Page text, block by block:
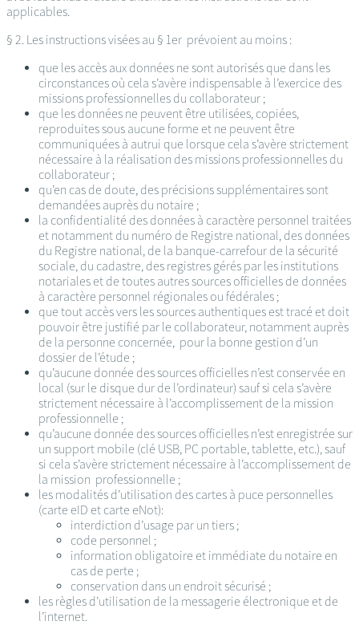
applicables.
§ 2. Les instructions visées au § 1er prévoient au moins :
que les accès aux données ne sont autorisés que dans les
circonstances où cela s’avère indispensable à l’exercice des
missions professionnelles du collaborateur ;
que les données ne peuvent être utilisées, copiées,
reproduites sous aucune forme et ne peuvent être
communiquées à autrui que lorsque cela s’avère strictement
nécessaire à la réalisation des missions professionnelles du
collaborateur ;
qu’en cas de doute, des précisions supplémentaires sont
demandées auprès du notaire ;
la confidentialité des données à caractère personnel traitées
et notamment du numéro de Registre national, des données
du Registre national, de la banque-carrefour de la sécurité
sociale, du cadastre, des registres gérés par les institutions
notariales et de toutes autres sources officielles de données
à caractère personnel régionales ou fédérales ;
que tout accès vers les sources authentiques est tracé et doit
pouvoir être justifié par le collaborateur, notamment auprès
de la personne concernée, pour la bonne gestion d’un
dossier de l’étude ;
qu’aucune donnée des sources officielles n’est conservée en
local (sur le disque dur de l’ordinateur) sauf si cela s’avère
strictement nécessaire à l’accomplissement de la mission
professionnelle ;
qu’aucune donnée des sources officielles n’est enregistrée sur
un support mobile (clé USB, PC portable, tablette, etc.), sauf
si cela s’avère strictement nécessaire à l’accomplissement de
la mission professionnelle ;
les modalités d’utilisation des cartes à puce personnelles
(carte eID et carte eNot):
interdiction d’usage par un tiers ;
code personnel ;
information obligatoire et immédiate du notaire en
cas de perte ;
conservation dans un endroit sécurisé ;
les règles d’utilisation de la messagerie électronique et de
l’internet.